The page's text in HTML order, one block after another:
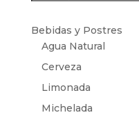
Bebidas y Postres
Agua Natural
Cerveza
Limonada
Michelada